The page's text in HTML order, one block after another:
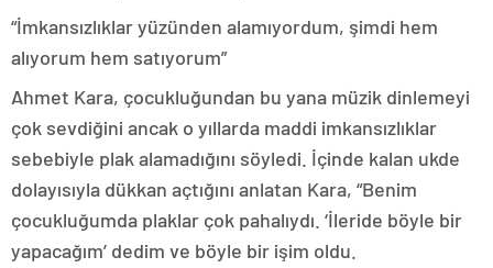
“İmkansızlıklar yüzünden alamıyordum, şimdi hem
alıyorum hem satıyorum”
Ahmet Kara, çocukluğundan bu yana müzik dinlemeyi
çok sevdiğini ancak o yıllarda maddi imkansızlıklar
sebebiyle plak alamadığını söyledi. İçinde kalan ukde
dolayısıyla dükkan açtığını anlatan Kara, “Benim
çocukluğumda plaklar çok pahalıydı. ‘İleride böyle bir
yapacağım’ dedim ve böyle bir işim oldu.